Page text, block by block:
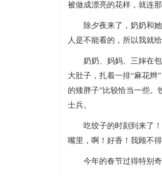
被做成漂亮的花样，就连
除夕夜来了，奶奶和
人是不能看的，所以我就
奶奶、妈妈、三婶在
大肚子，扎着一排“麻花辫
的矮胖子”比较恰当一些。
士兵。
吃饺子的时刻到来了
嘴里，啊！好香！我顾不
今年的春节过得特别